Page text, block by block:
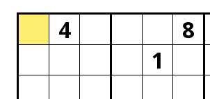
4 8
1